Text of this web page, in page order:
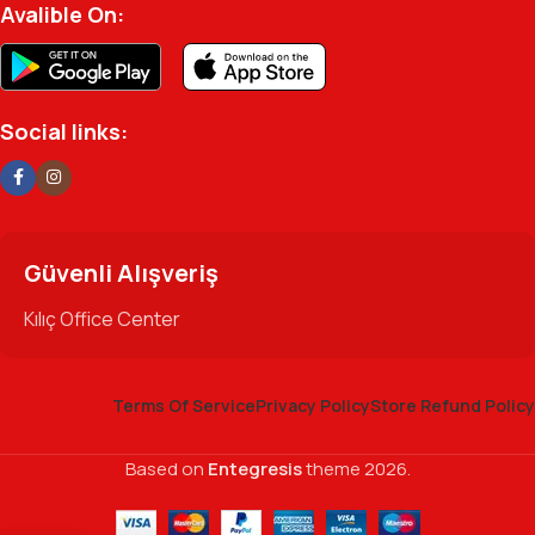
Avalible On:
Social links:
Güvenli Alışveriş
Kılıç Office Center
Terms Of ServicePrivacy PolicyStore Refund Policy
Based on Entegresistheme2026.